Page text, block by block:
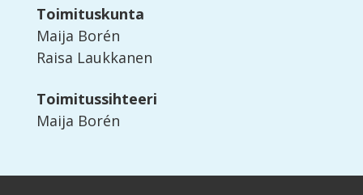
Toimituskunta
Maija Borén
Raisa Laukkanen
Toimitussihteeri
Maija Borén